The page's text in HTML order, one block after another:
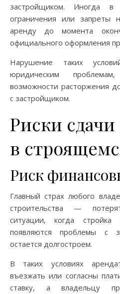
застройщиком. Иногда в
ограничения или запреты
аренду до момента
официального оформления
Нарушение таких
юридическим
возможности расторжения
с застройщиком.
Риски
в
Риск
Главный страх любого
строительства —
ситуации, когда стройка
появляются проблемы с
остается долгостроем.
В таких условиях
въезжать или согласны
ставку, а владельцу